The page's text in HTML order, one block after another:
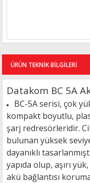
ÜRÜN TEKNİK BİLGİLERİ
Datakom BC 5A
BC-5A serisi, çok
kompakt boyutlu,
şarj redresörleridir.
bulunan yüksek
dayanıklı
yapıda olup, aşırı
akü bağlantısı